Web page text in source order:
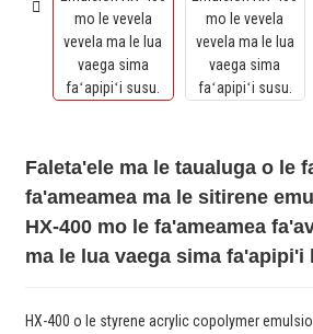
Faleta'ele ma le taualuga o le
fa'ameamea ma le sitirene
HX-400 mo le fa'ameamea
ma le lua vaega sima fa'apipi'i
HX-400 o le styrene acrylic copolymer